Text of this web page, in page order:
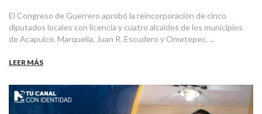
El Congreso de Guerrero aprobó la reincorporación de cinco
diputados locales con licencia y cuatro alcaldes de los municipios
de Acapulco, Marquelia, Juan R. Escudero y Ometepec. ...
LEER MÁS